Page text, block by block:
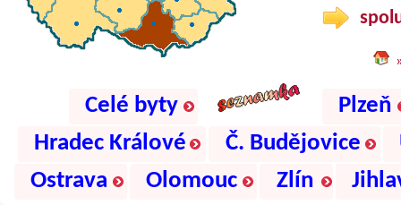
Celé byty
Plzeň
Hradec Králové
Č. Budějovice
Ostrava
Olomouc Zlín